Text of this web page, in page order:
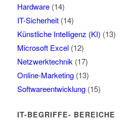
Hardware(14)
IT-Sicherheit(14)
Künstliche Intelligenz (KI) (13)
Microsoft Excel(12)
Netzwerktechnik (17)
Online-Marketing(13)
Softwareentwicklung(15)
IT-BEGRIFFE- BEREICHE